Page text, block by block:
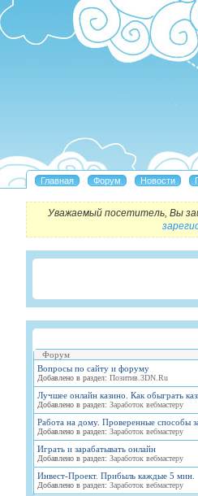
Уважаемый посетитель, Вы
Форум
Вопросы по сайту и форуму
Добавлено в раздел: Позитив.3DN.Ru
Лучшее онлайн казино. Как обыграть
Добавлено в раздел: Заработок вебмастеру
Работа на дому. Проверенные способы
Добавлено в раздел: Заработок вебмастеру
Играть и зарабатывать онлайн
Добавлено в раздел: Заработок вебмастеру
Инвест-Проект. Прибыль каждые 5 мин.
Добавлено в раздел: Заработок вебмастеру